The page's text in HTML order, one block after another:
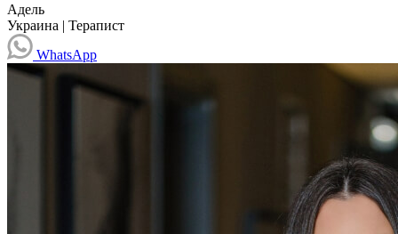
Адель
Украина | Терапист
WhatsApp